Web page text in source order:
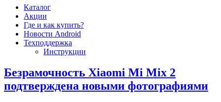
Каталог
Акции
Где и как купить?
Новости Android
Техподдержка
Инструкции
Безрамочность Xiaomi Mi Mix 2
подтверждена новыми фотографиями